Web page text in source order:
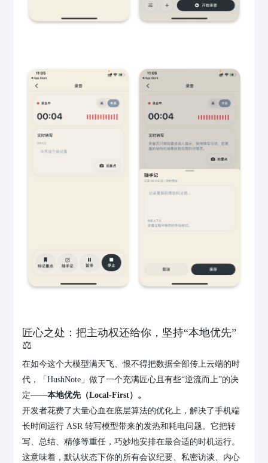
匠心之处：把主动权还给你，坚持“本地优先”
⚖️
在如今这个大模型满天飞、恨不得把数据全部传上云端的时
代，「HushNote」做了一个充满匠心且有些“逆流而上”的决
定——本地优先（Local-First）。
开发者花费了大量心血在底层算法的优化上，解决了手机端
长时间运行 ASR 转写模型带来的发热和耗电问题。它把转
写、总结、精修等重任，巧妙地安排在最合适的时机运行。
这意味着，默认状态下你的所有会议纪要、私密访谈、内心